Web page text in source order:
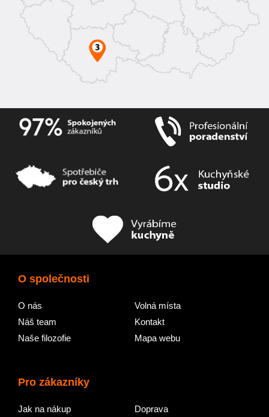
O společnosti
O nás
Náš team
Naše filozofie
Volná místa
Kontakt
Mapa webu
Pro zákazníky
Jak na nákup
Doprava